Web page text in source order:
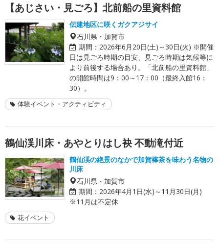
【あじさい・見ごろ】北前船の里資料館
伝建地区に咲くガクアジサイ
石川県・加賀市
期間： 2026年6月20日(土)～30日(火) ※開催
日は見ごろ時期の目安、見ごろ時期は気候等に
より前後する場合あり。「北前船の里資料館」
の開館時間は9：00～17：00（最終入館16：
30）。
体験イベント・アクティビティ
鶴仙渓川床・あやとりはし袂 不動滝付近
鶴仙渓の絶景のなかで加賀棒茶を味わう名物の
川床
石川県・加賀市
期間： 2026年4月1日(水)～11月30日(月)
※11月は不定休
花イベント